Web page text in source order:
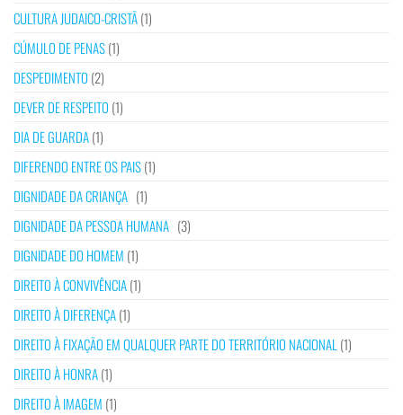
CULTURA JUDAICO-CRISTÃ(1)
CÚMULO DE PENAS(1)
DESPEDIMENTO (2)
DEVER DE RESPEITO (1)
DIA DE GUARDA(1)
DIFERENDO ENTRE OS PAIS(1)
DIGNIDADE DA CRIANÇA (1)
DIGNIDADE DA PESSOA HUMANA (3)
DIGNIDADE DO HOMEM (1)
DIREITO À CONVIVÊNCIA(1)
DIREITO À DIFERENÇA(1)
DIREITO À FIXAÇÃO EM QUALQUER PARTE DO TERRITÓRIO NACIONAL (1)
DIREITO À HONRA(1)
DIREITO À IMAGEM (1)